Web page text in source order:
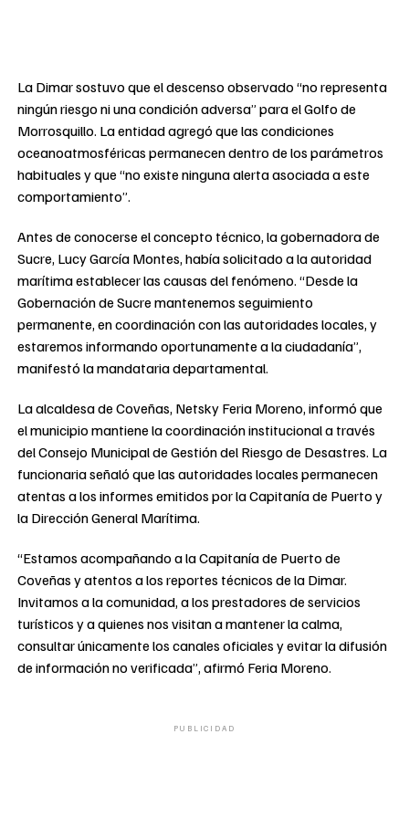
La Dimar sostuvo que el descenso observado “no representa
ningún riesgo ni una condición adversa” para el Golfo de
Morrosquillo. La entidad agregó que las condiciones
oceanoatmosféricas permanecen dentro de los parámetros
habituales y que “no existe ninguna alerta asociada a este
comportamiento”.
Antes de conocerse el concepto técnico, la gobernadora de
Sucre, Lucy García Montes, había solicitado a la autoridad
marítima establecer las causas del fenómeno. “Desde la
Gobernación de Sucre mantenemos seguimiento
permanente, en coordinación con las autoridades locales, y
estaremos informando oportunamente a la ciudadanía”,
manifestó la mandataria departamental.
La alcaldesa de Coveñas, Netsky Feria Moreno, informó que
el municipio mantiene la coordinación institucional a través
del Consejo Municipal de Gestión del Riesgo de Desastres. La
funcionaria señaló que las autoridades locales permanecen
atentas a los informes emitidos por la Capitanía de Puerto y
la Dirección General Marítima.
“Estamos acompañando a la Capitanía de Puerto de
Coveñas y atentos a los reportes técnicos de la Dimar.
Invitamos a la comunidad, a los prestadores de servicios
turísticos y a quienes nos visitan a mantener la calma,
consultar únicamente los canales oficiales y evitar la difusión
de información no verificada”, afirmó Feria Moreno.
PUBLICIDAD